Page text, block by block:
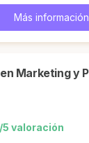
Más información
5 valoración